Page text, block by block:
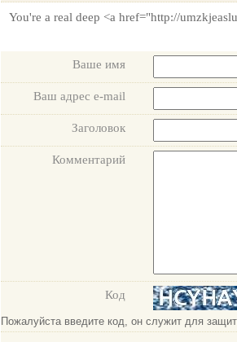
You're a real deep <a href="http://
Ваше имя
Ваш адрес e-mail
Заголовок
Комментарий
Код
Пожалуйста введите код, он служит для